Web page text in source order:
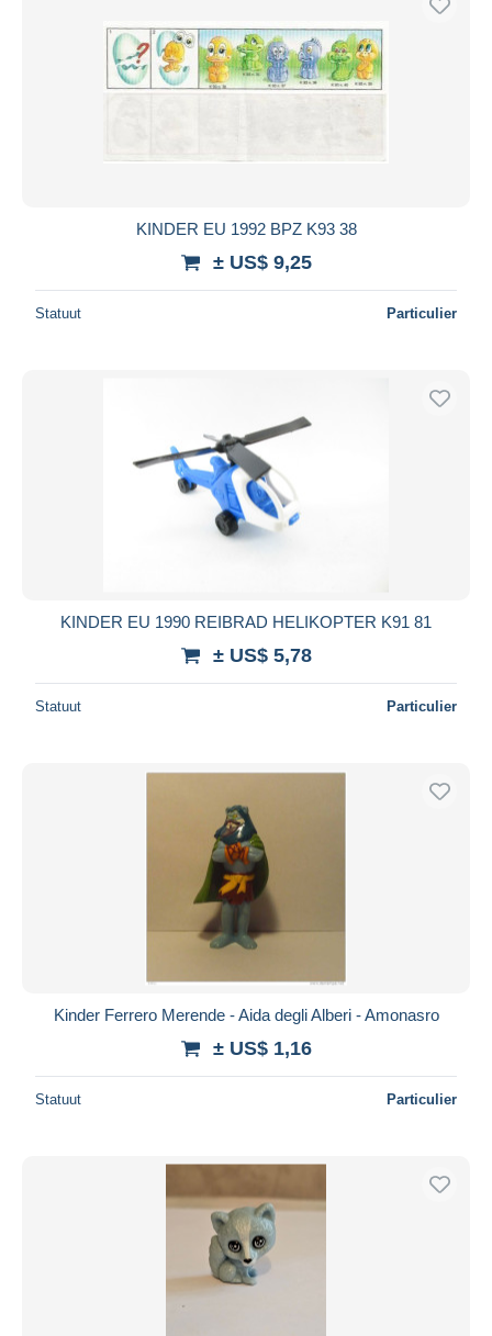
KINDER EU 1992 BPZ K93 38
± US$ 9,25
Statuut Particulier
KINDER EU 1990 REIBRAD HELIKOPTER K91 81
± US$ 5,78
Statuut Particulier
Kinder Ferrero Merende - Aida degli Alberi - Amonasro
± US$ 1,16
Statuut Particulier